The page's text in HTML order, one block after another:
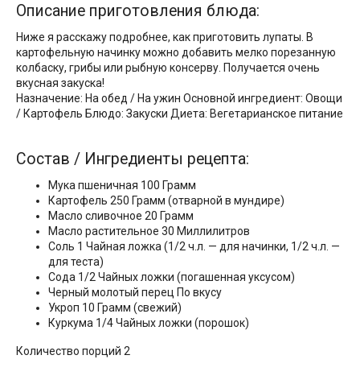
Описание приготовления блюда:
Ниже я расскажу подробнее, как приготовить лупаты. В
картофельную начинку можно добавить мелко порезанную
колбаску, грибы или рыбную консерву. Получается очень
вкусная закуска!
Назначение: На обед / На ужин Основной ингредиент: Овощи
/ Картофель Блюдо: Закуски Диета: Вегетарианское питание
Состав / Ингредиенты рецепта:
Мука пшеничная 100 Грамм
Картофель 250 Грамм (отварной в мундире)
Масло сливочное 20 Грамм
Масло растительное 30 Миллилитров
Соль 1 Чайная ложка (1/2 ч.л. — для начинки, 1/2 ч.л. —
для теста)
Сода 1/2 Чайных ложки (погашенная уксусом)
Черный молотый перец По вкусу
Укроп 10 Грамм (свежий)
Куркума 1/4 Чайных ложки (порошок)
Количество порций 2